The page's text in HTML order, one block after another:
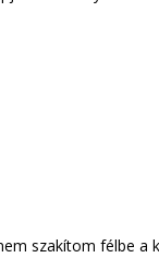
szakítom félbe a